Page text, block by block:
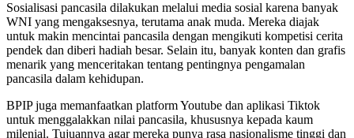
Sosialisasi pancasila dilakukan melalui media sosial karena banyak
WNI yang mengaksesnya, terutama anak muda. Mereka diajak
untuk makin mencintai pancasila dengan mengikuti kompetisi cerita
pendek dan diberi hadiah besar. Selain itu, banyak konten dan grafis
menarik yang menceritakan tentang pentingnya pengamalan
pancasila dalam kehidupan.
BPIP juga memanfaatkan platform Youtube dan aplikasi Tiktok
untuk menggalakkan nilai pancasila, khususnya kepada kaum
milenial. Tujuannya agar mereka punya rasa nasionalisme tinggi dan